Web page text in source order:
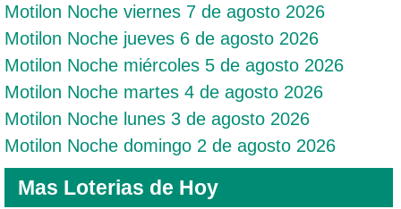
Motilon Noche viernes 7 de agosto 2026
Motilon Noche jueves 6 de agosto 2026
Motilon Noche miércoles 5 de agosto 2026
Motilon Noche martes 4 de agosto 2026
Motilon Noche lunes 3 de agosto 2026
Motilon Noche domingo 2 de agosto 2026
Mas Loterias de Hoy